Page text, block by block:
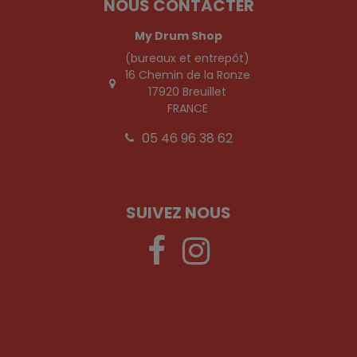
NOUS CONTACTER
My Drum Shop
(bureaux et entrepôt)
16 Chemin de la Ronze
17920 Breuillet
FRANCE
05 46 96 38 62
SUIVEZ NOUS